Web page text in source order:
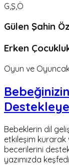
G,Ş,Ö
Gülen Şahin
Erken
Oyun ve
Bebeklerin dil
etkileşim kurarak
becerilerini
yazımızda